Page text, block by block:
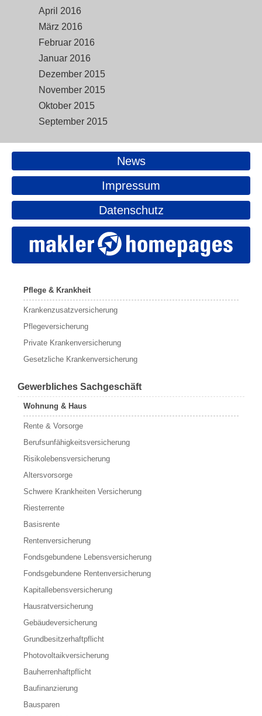
April 2016
März 2016
Februar 2016
Januar 2016
Dezember 2015
November 2015
Oktober 2015
September 2015
News
Impressum
Datenschutz
Pflege & Krankheit
Krankenzusatzversicherung
Pflegeversicherung
Private Krankenversicherung
Gesetzliche Krankenversicherung
Gewerbliches Sachgeschäft
Wohnung & Haus
Rente & Vorsorge
Berufs­unfähigkeitsversicherung
Risikolebensversicherung
Altersvorsorge
Schwere Krankheiten Versicherung
Riesterrente
Basisrente
Rentenversicherung
Fondsgebundene Lebensversicherung
Fondsgebundene Rentenversicherung
Kapitallebensversicherung
Hausratversicherung
Gebäudeversicherung
Grundbesitzerhaftpflicht
Photovoltaikversicherung
Bauherrenhaftpflicht
Baufinanzierung
Bausparen